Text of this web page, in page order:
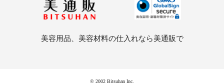
美容用品、美容材料の仕入れなら美通販で
© 2002 Bitsuhan Inc.